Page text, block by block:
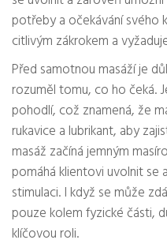
potřeby a očekávání svého
citlivým zákrokem a
Před samotnou masáží je
rozuměl tomu, co ho čeká.
pohodlí, což znamená, že
rukavice a lubrikant, aby
masáž začíná jemným
pomáhá klientovi uvolnit se
stimulaci. I když se může
pouze kolem fyzické části,
klíčovou roli.